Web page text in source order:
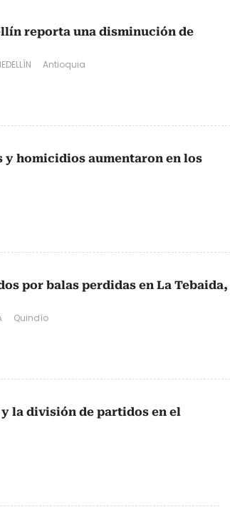
reporta una disminución de
Antioquia
y homicidios aumentaron en los
por balas perdidas en La Tebaida,
Quindío
la división de partidos en el